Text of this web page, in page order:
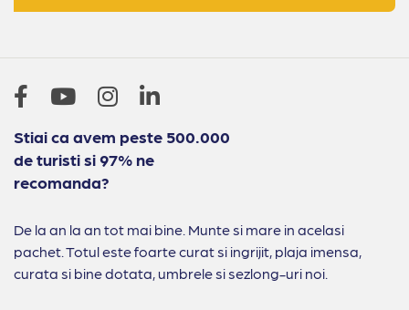
Stiai ca avem peste 500.000
de turisti si 97% ne
recomanda?
De la an la an tot mai bine. Munte si mare in acelasi
pachet. Totul este foarte curat si ingrijit, plaja imensa,
curata si bine dotata, umbrele si sezlong-uri noi.